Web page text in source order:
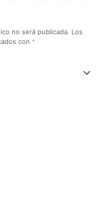
no será publicada. Los
con *